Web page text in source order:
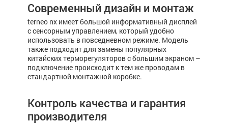
Современный дизайн и монтаж
terneo nx имеет большой информативный дисплей
с сенсорным управлением, который удобно
использовать в повседневном режиме. Модель
также подходит для замены популярных
китайских терморегуляторов с большим экраном –
подключение происходит к тем же проводам в
стандартной монтажной коробке.
Контроль качества и гарантия
производителя